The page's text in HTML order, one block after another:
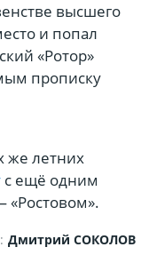
высшего
и попал
«Ротор»
прописку
же летних
с ещё одним
«Ростовом».
Дмитрий СОКОЛОВ